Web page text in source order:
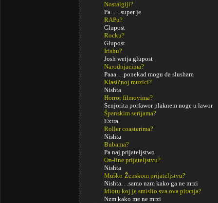
Nostalgiji?
Pa. . . .super je
RAPu?
Glupost
Rocku?
Glupost
Irishu?
Josh wetja glupost
Narodnjacima?
Paaa. . .ponekad mogu da slusham
Klasičnoj muzici?
Nishta
Horror filmovima?
Senjorita porfawor plaknem noge u lawor
Španskim serijama?
Extra
Roller coasterima?
Nishta
Bubama?
Pa naj prijateljstwo
On-line prijateljstvu?
Nishta
Muško-Ženskom prijateljstvu?
Nishta. . .samo nzm kako ga ne mrzi
Idiotu koj je smislio sva ova pitanja?
Nzm kako me ne mrzi